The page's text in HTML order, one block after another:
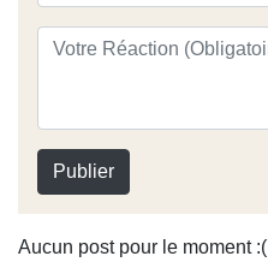
Publier
Aucun post pour le moment :(